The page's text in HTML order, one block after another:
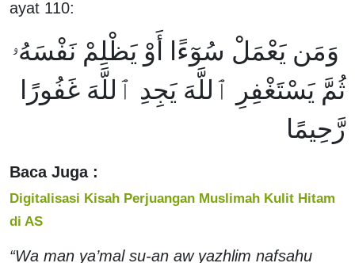
ayat 110:
وَمَن يَعْمَلْ سُوٓءًا أَوْ يَظْلِمْ نَفْسَهُۥ
ثُمَّ يَسْتَغْفِرِ ٱللَّهَ يَجِدِ ٱللَّهَ غَفُورًا
رَّحِيمًا
Baca Juga :
Digitalisasi Kisah Perjuangan Muslimah Kulit Hitam
di AS
“Wa man ya’mal su-an aw yazhlim nafsahu